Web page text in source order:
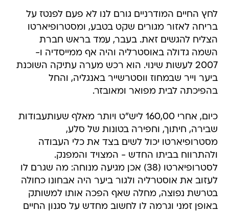
לחץ החיים המודרניים גורם לנו לא פעם לפנטז על
בריחה לאזור מגורים שקט בטבע, ומסטרופיארטו
הצליח להגשים זאת. בעבר, עמד בראש חברת
השמה גדולה באוסטרליה והיה אף ממייסדיה ו-
2007 לעשות שינוי. הוא רכש מערה עתיקה השוכנת
ביער וייר שבמחוז ווסטרשייר באנגליה, והחל
בהפיכתה לבית מפואר ומאובזר.
כיום, אחרי 160,00 ליש"ט ויותר מאלף שעותעבודות
שבירה, חיתוך, וחפירה בטונות של סלע,
מסטרופיארטו יכול לשים בצד את כלי העבודה
ולהתרווח בביתו החדש - המצויד והמפנק.
לסטרופיארטו (38) אכן מגיעה מנוחה: מה שגרם לו
לעזוב את אוסטרליה ולגור ביער היה אבחונו כחולה
בטרשת נפוצה, מחלה שאף הפכה אותו למשותק
באופן זמני וגרמה לו לחשוב מחדש על סגנון החיים